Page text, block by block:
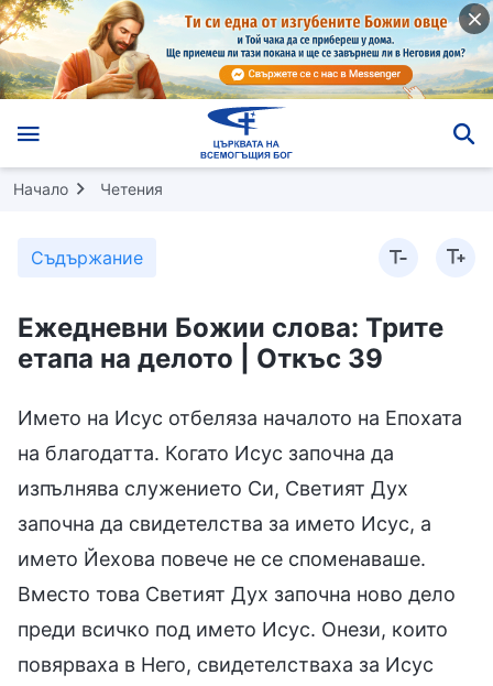
Начало Четения
Съдържание
Ежедневни Божии слова: Трите
етапа на делото | Откъс 39
Името на Исус отбеляза началото на Епохата
на благодатта. Когато Исус започна да
изпълнява служението Си, Светият Дух
започна да свидетелства за името Исус, а
името Йехова повече не се споменаваше.
Вместо това Светият Дух започна ново дело
преди всичко под името Исус. Онези, които
повярваха в Него, свидетелстваха за Исус